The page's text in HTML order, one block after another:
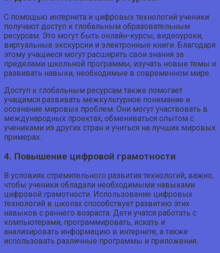
С помощью интернета и цифровых технологий ученики
получают доступ к глобальным образовательным
ресурсам. Это могут быть онлайн-курсы, видеоуроки,
виртуальные экскурсии и электронные книги. Благодаря
этому учащиеся могут расширять свои знания за
пределами школьной программы, изучать новые темы и
развивать навыки, необходимые в современном мире.
Доступ к глобальным ресурсам также помогает
учащимся развивать межкультурное понимание и
осознание мировых проблем. Они могут участвовать в
международных проектах, обмениваться опытом с
учениками из других стран и учиться на лучших мировых
примерах.
4. Повышение цифровой грамотности
В условиях стремительного развития технологий, важно,
чтобы ученики обладали необходимыми навыками
цифровой грамотности. Использование цифровых
технологий в школах способствует развитию этих
навыков с раннего возраста. Дети учатся работать с
компьютерами, программировать, искать и
анализировать информацию в интернете, а также
использовать различные программы и приложения.